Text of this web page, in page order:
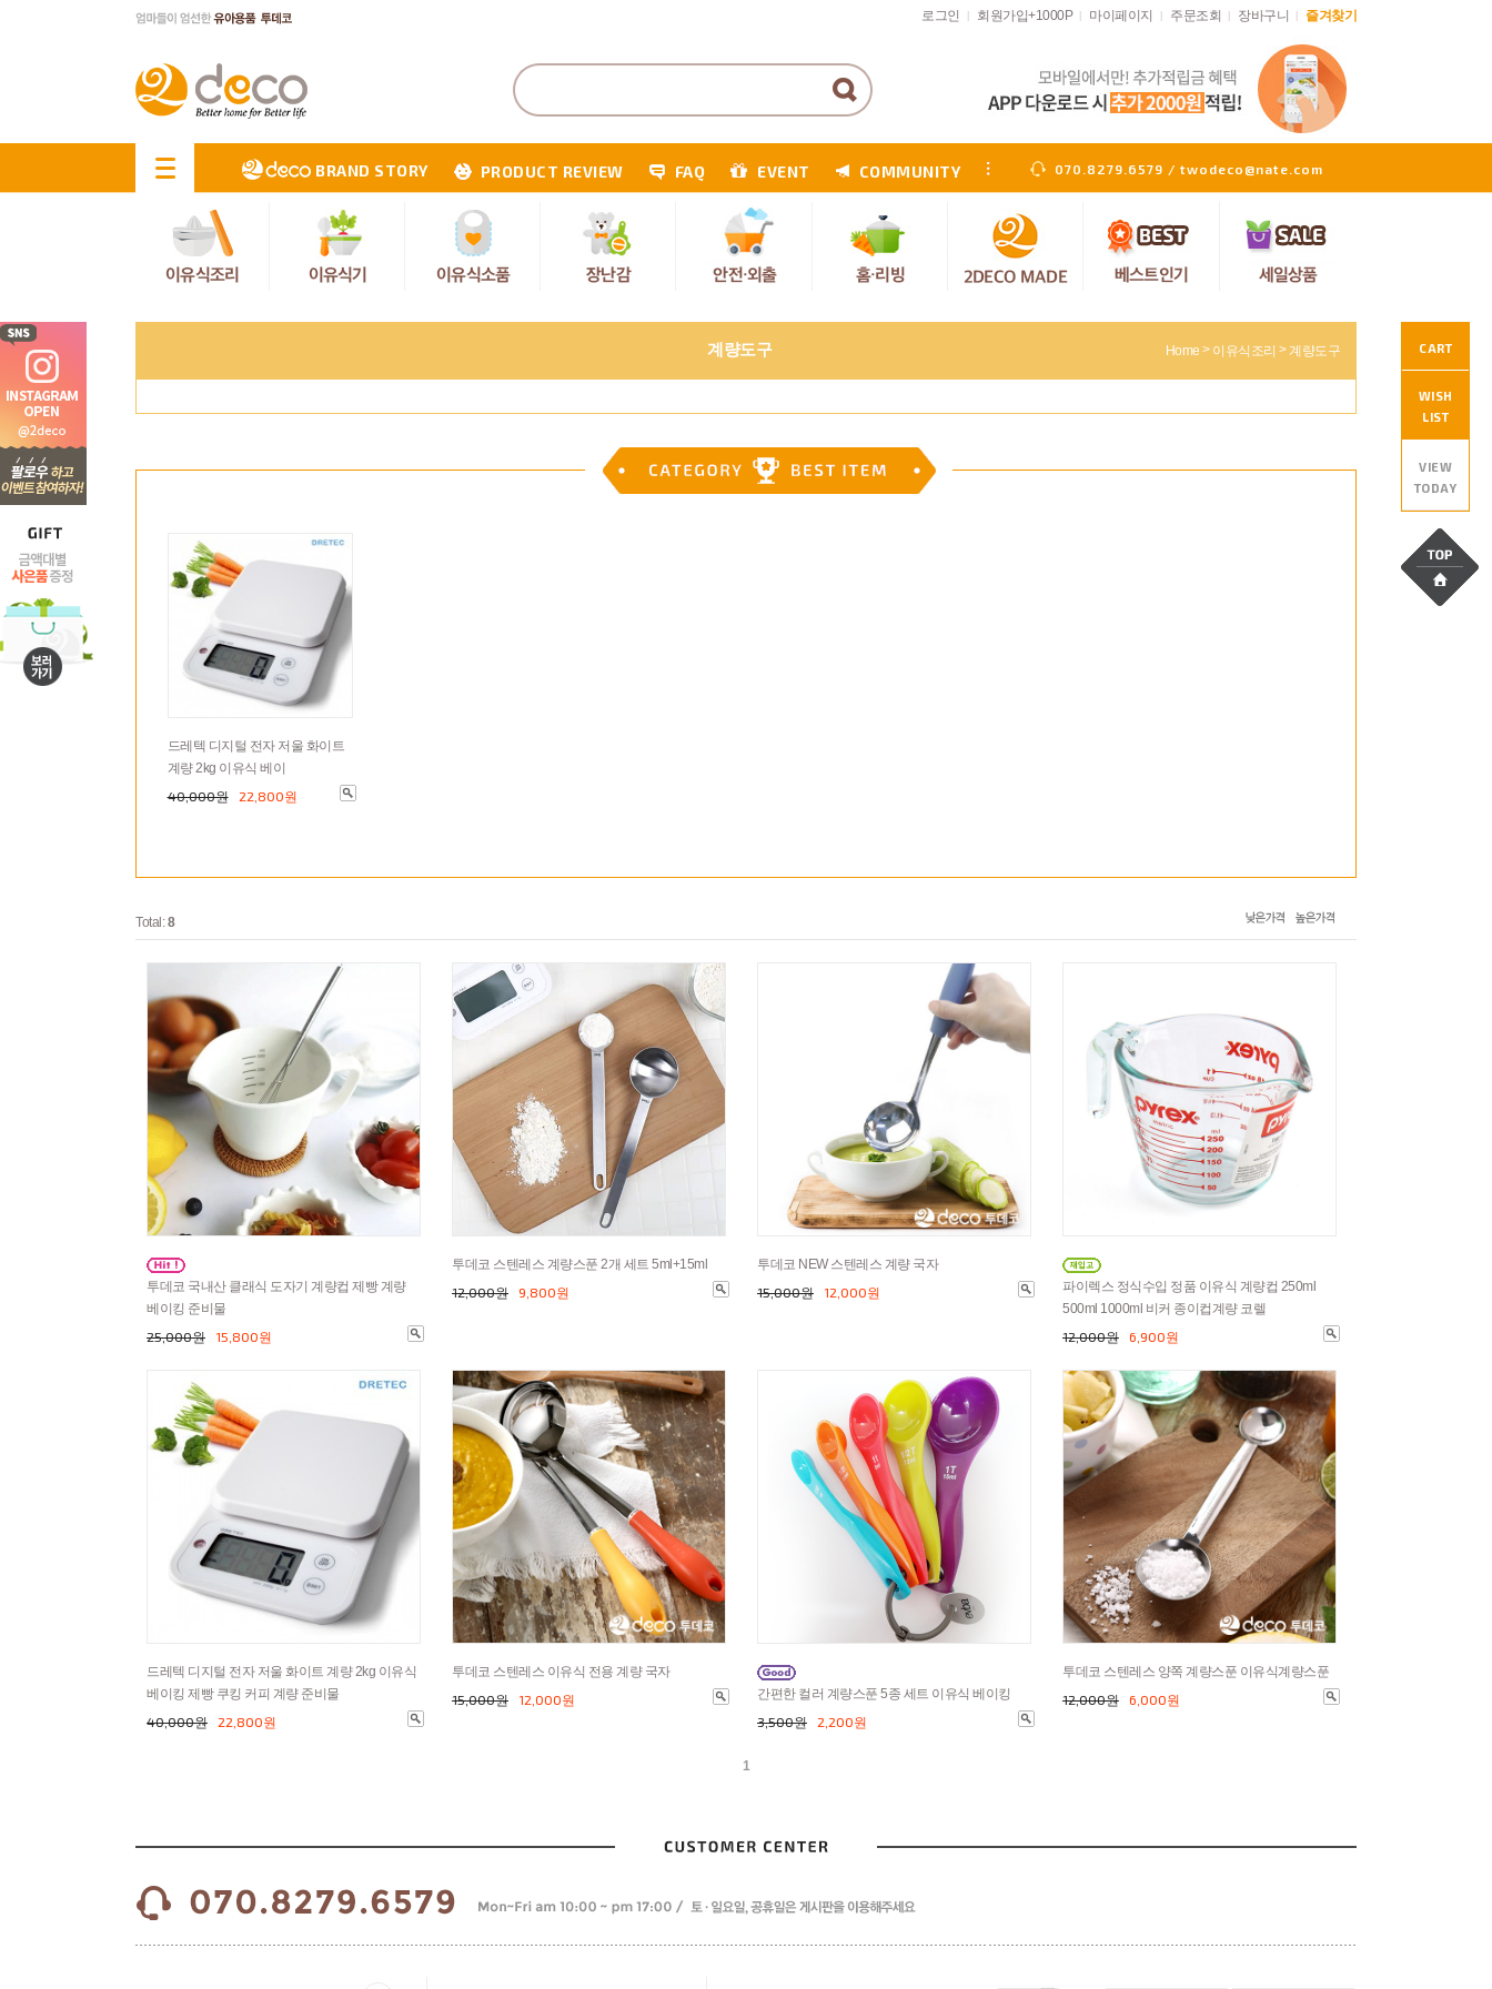
CART
WISH
LIST
VIEW
TODAY
로그인 회원가입+1000P 마이페이지 주문조회 장바구니 즐겨찾기
BRAND STORY PRODUCT REVIEW FAQ EVENT COMMUNITY 070.8279.6579 / twodeco@nate.com
계량도구 Home > 이유식조리 >계량도구
드레텍 디지털 전자 저울 화이트
계량 2kg 이유식 베이
40,000원22,800원
Total: 8
투데코 국내산 클래식 도자기 계량컵 제빵 계량
베이킹 준비물
25,000원 15,800원
투데코 스텐레스 계량스푼 2개 세트 5ml+15ml
12,000원 9,800원
투데코 NEW 스텐레스 계량 국자
15,000원 12,000원
파이렉스 정식수입 정품 이유식 계량컵 250ml
500ml 1000ml 비커 종이컵계량 코렐
12,000원 6,900원
드레텍 디지털 전자 저울 화이트 계량 2kg 이유식
베이킹 제빵 쿠킹 커피 계량 준비물
40,000원 22,800원
투데코 스텐레스 이유식 전용 계량 국자
15,000원 12,000원
간편한 컬러 계량스푼 5종 세트 이유식 베이킹
3,500원 2,200원
투데코 스텐레스 양쪽 계량스푼 이유식계량스푼
12,000원 6,000원
1